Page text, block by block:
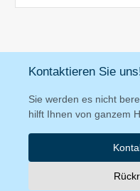
Kontaktieren Sie
Sie werden es nicht
hilft Ihnen von ganzem